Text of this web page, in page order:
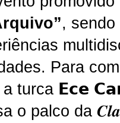
,
Para
turca 𝗘𝗰𝗲
palco da